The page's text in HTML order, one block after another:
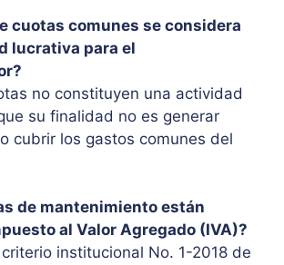
cuotas comunes se considera
lucrativa para el
no constituyen una actividad
su finalidad no es generar
cubrir los gastos comunes del
de mantenimiento están
al Valor Agregado (IVA)?
institucional No. 1-2018 de